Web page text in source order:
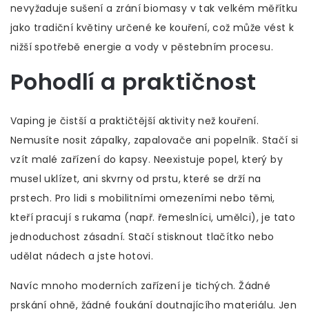
nevyžaduje sušení a zrání biomasy v tak velkém měřítku
jako tradiční květiny určené ke kouření, což může vést k
nižší spotřebě energie a vody v pěstebním procesu.
Pohodlí a praktičnost
Vaping je čistší a praktičtější aktivity než kouření.
Nemusíte nosit zápalky, zapalovače ani popelník. Stačí si
vzít malé zařízení do kapsy. Neexistuje popel, který by
musel uklízet, ani skvrny od prstu, které se drží na
prstech. Pro lidi s mobilitními omezeními nebo těmi,
kteří pracují s rukama (např. řemeslníci, umělci), je tato
jednoduchost zásadní. Stačí stisknout tlačítko nebo
udělat nádech a jste hotovi.
Navíc mnoho moderních zařízení je tichých. Žádné
prskání ohně, žádné foukání doutnajícího materiálu. Jen